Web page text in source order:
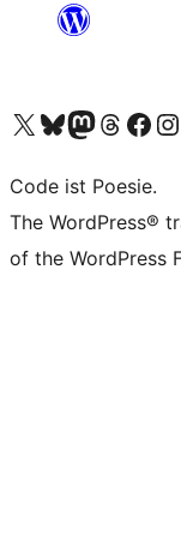
Unser X-Konto (früher Twitter) besuchen
Unser Bluesky-Konto besuchen
Unser Mastodon-Konto
Unser Threads-
Unsere
Code ist Poesie.
The WordPress®
of the WordPress